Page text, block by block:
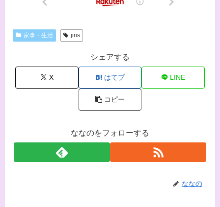
家事・生活 jins
シェアする
X はてブ LINE
コピー
ななのをフォローする
ななの